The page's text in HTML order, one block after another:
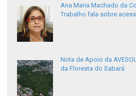
Ana Maria Machado da
Trabalho fala sobre
Nota de Apoio da
da Floresta do Sabará